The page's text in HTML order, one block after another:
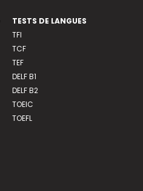
TESTS DE LANGUES
TFI
TCF
TEF
DELF B1
DELF B2
TOEIC
TOEFL